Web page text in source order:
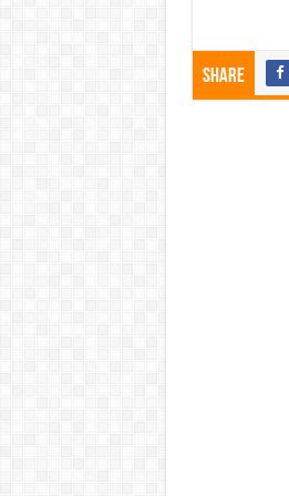
Share